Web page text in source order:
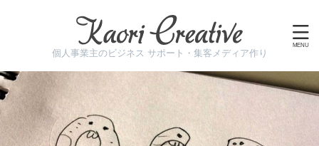
個人事業主のビジネス サポート・集客メディア作り